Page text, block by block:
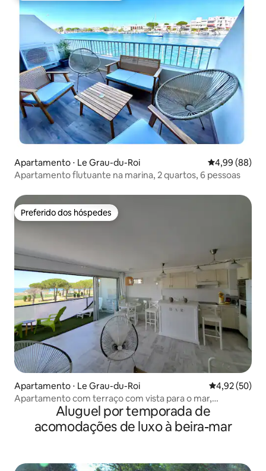
Apartamento ⋅ Le Grau-du-Roi 4,99 de uma
4,99 (88)
Apartamento flutuante na marina, 2 quartos, 6 pessoas
Preferido dos hóspedes
Preferido dos hóspedes
Apartamento ⋅ Le Grau-du-Roi 4,92 de uma
4,92 (50)
Apartamento com terraço com vista para o mar,
estacionamento privativo
Aluguel por temporada de
acomodações de luxo à beira-mar